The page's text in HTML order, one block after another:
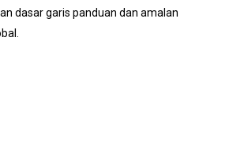
dasar garis panduan dan amalan